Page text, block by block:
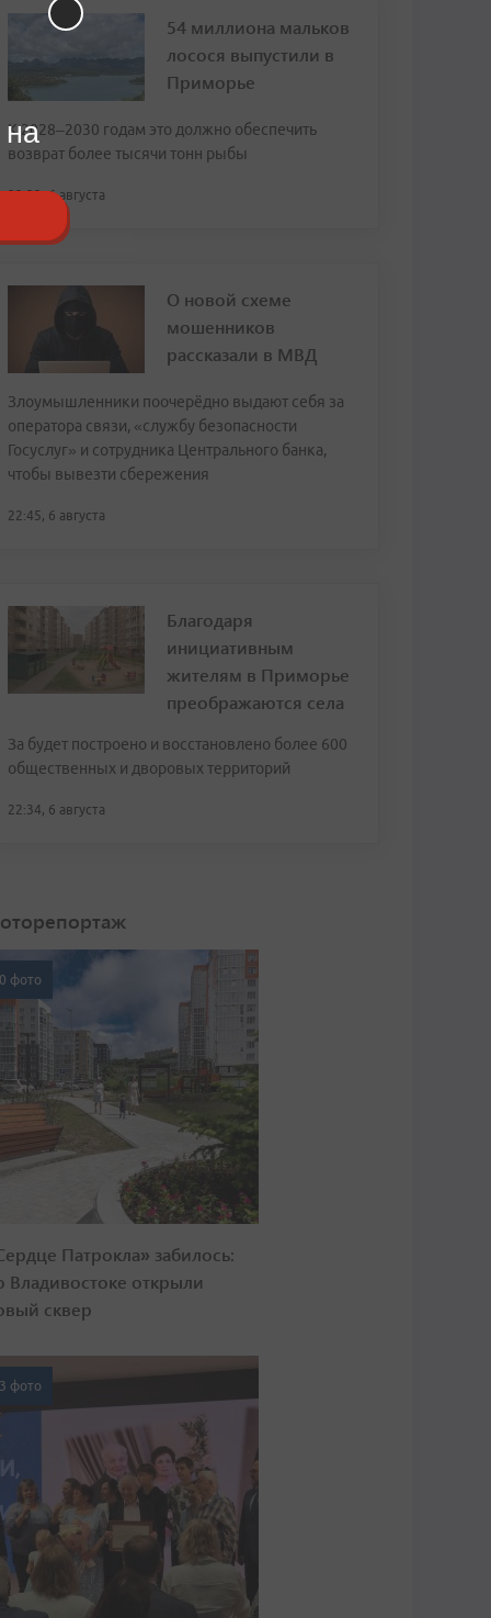
54 миллиона мальков
лосося выпустили в
Приморье
К 2028–2030 годам это должно обеспечить
возврат более тысячи тонн рыбы
23:32, 6 августа
О новой схеме
мошенников
рассказали в МВД
Злоумышленники поочерёдно выдают себя за
оператора связи, «службу безопасности
Госуслуг» и сотрудника Центрального банка,
чтобы вывезти сбережения
22:45, 6 августа
Благодаря
инициативным
жителям в Приморье
преображаются села
За будет построено и восстановлено более 600
общественных и дворовых территорий
22:34, 6 августа
фото
Патрокла» забилось:
Владивостоке открыли
сквер
фото